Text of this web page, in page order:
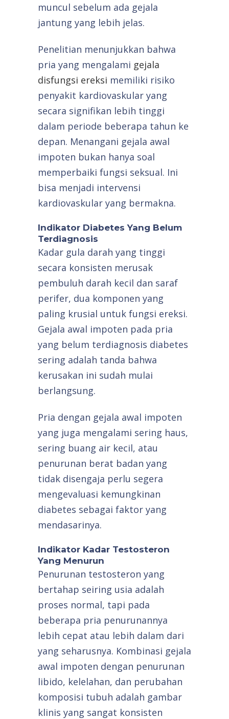
muncul sebelum ada gejala
jantung yang lebih jelas.
Penelitian menunjukkan bahwa
pria yang mengalami gejala
disfungsi ereksi memiliki risiko
penyakit kardiovaskular yang
secara signifikan lebih tinggi
dalam periode beberapa tahun ke
depan. Menangani gejala awal
impoten bukan hanya soal
memperbaiki fungsi seksual. Ini
bisa menjadi intervensi
kardiovaskular yang bermakna.
Indikator Diabetes Yang Belum
Terdiagnosis
Kadar gula darah yang tinggi
secara konsisten merusak
pembuluh darah kecil dan saraf
perifer, dua komponen yang
paling krusial untuk fungsi ereksi.
Gejala awal impoten pada pria
yang belum terdiagnosis diabetes
sering adalah tanda bahwa
kerusakan ini sudah mulai
berlangsung.
Pria dengan gejala awal impoten
yang juga mengalami sering haus,
sering buang air kecil, atau
penurunan berat badan yang
tidak disengaja perlu segera
mengevaluasi kemungkinan
diabetes sebagai faktor yang
mendasarinya.
Indikator Kadar Testosteron
Yang Menurun
Penurunan testosteron yang
bertahap seiring usia adalah
proses normal, tapi pada
beberapa pria penurunannya
lebih cepat atau lebih dalam dari
yang seharusnya. Kombinasi gejala
awal impoten dengan penurunan
libido, kelelahan, dan perubahan
komposisi tubuh adalah gambar
klinis yang sangat konsisten